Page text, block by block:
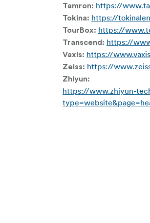
Tamron: https://
Tokina: https://
TourBox: https://
Transcend: https://
Vaxis: https://
Zeiss: https://
Zhiyun:
https://www.zhiyun-